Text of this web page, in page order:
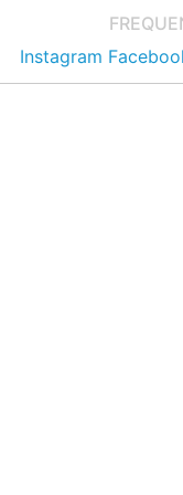
Instagram